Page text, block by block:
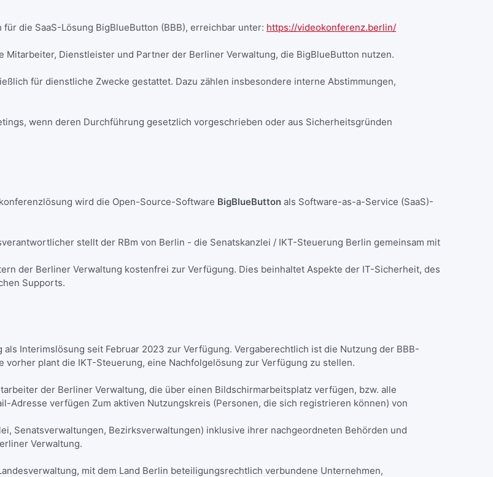
die SaaS-Lösung BigBlueButton (BBB), erreichbar unter: https://videokonferenz.berlin/
Mitarbeiter, Dienstleister und Partner der Berliner Verwaltung, die BigBlueButton nutzen.
für dienstliche Zwecke gestattet. Dazu zählen insbesondere interne Abstimmungen,
wenn deren Durchführung gesetzlich vorgeschrieben oder aus Sicherheitsgründen
wird die Open-Source-Software BigBlueButton als Software-as-a-Service (SaaS)-
stellt der RBm von Berlin - die Senatskanzlei / IKT-Steuerung Berlin gemeinsam mit
der Berliner Verwaltung kostenfrei zur Verfügung. Dies beinhaltet Aspekte der IT-Sicherheit, des
Supports.
Interimslösung seit Februar 2023 zur Verfügung. Vergaberechtlich ist die Nutzung der BBB-
vorher plant die IKT-Steuerung, eine Nachfolgelösung zur Verfügung zu stellen.
der Berliner Verwaltung, die über einen Bildschirmarbeitsplatz verfügen, bzw. alle
Adresse verfügen Zum aktiven Nutzungskreis (Personen, die sich registrieren können) von
Senatsverwaltungen, Bezirksverwaltungen) inklusive ihrer nachgeordneten Behörden und
Verwaltung.
mit dem Land Berlin beteiligungsrechtlich verbundene Unternehmen,